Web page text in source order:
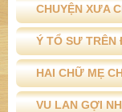
CHUYỆN XƯA
Ý TỔ SƯ TRÊN
HAI CHỮ MẸ
VU LAN GỢI